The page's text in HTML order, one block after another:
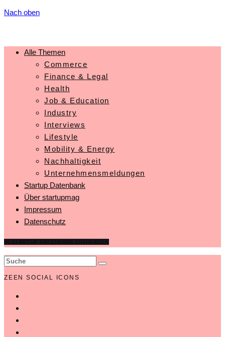
Nach oben
Alle Themen
Commerce
Finance & Legal
Health
Job & Education
Industry
Interviews
Lifestyle
Mobility & Energy
Nachhaltigkeit
Unternehmensmeldungen
Startup Datenbank
Über startupmag
Impressum
Datenschutz
ZEEN SOCIAL ICONS